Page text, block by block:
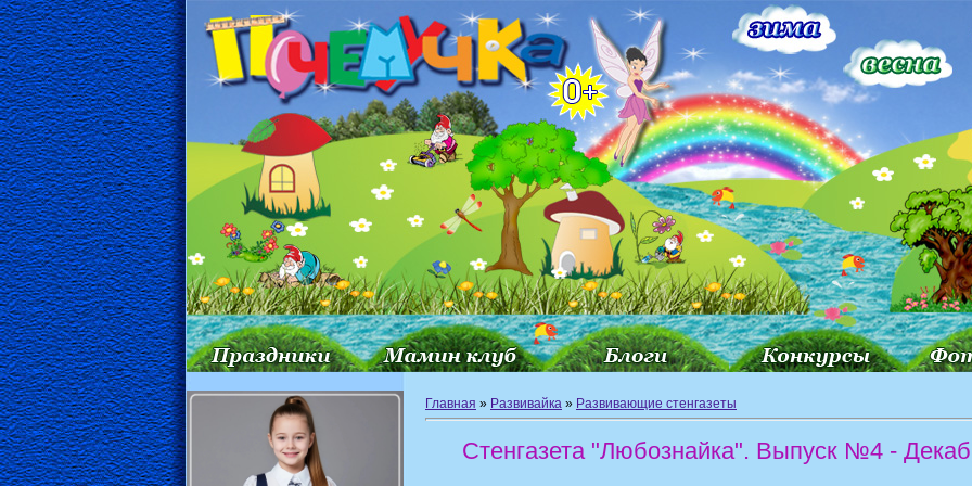
Главная » Развивайка » Развивающие стенгазеты
Стенгазета "Любознайка". Выпуск №4 -